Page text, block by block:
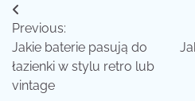
Nawigacja
wpisu
Previous:
Jakie baterie pasują do
łazienki w stylu retro lub
vintage